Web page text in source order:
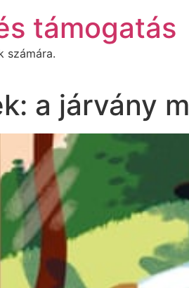
támogatás
számára.
a járvány